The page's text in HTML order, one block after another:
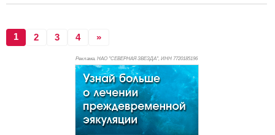
1 2 3 4 »
Реклама. НАО "СЕВЕРНАЯ ЗВЕЗДА", ИНН 7720185196